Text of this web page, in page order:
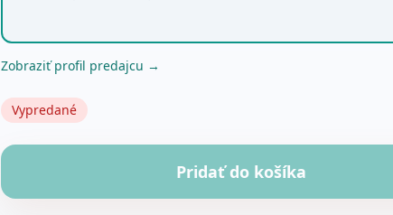
Zobraziť profil predajcu →
Vypredané
Pridať do košíka